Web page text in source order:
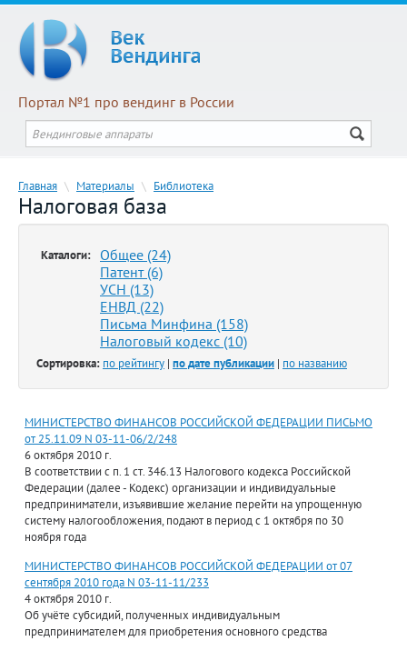
Портал №1 про вендинг в России
Главная \ Материалы \ Библиотека
Налоговая база
Каталоги:
Общее (24)
Патент (6)
УСН (13)
ЕНВД (22)
Письма Минфина (158)
Налоговый кодекс (10)
Сортировка: по рейтингу | по дате публикации | по названию
МИНИСТЕРСТВО ФИНАНСОВ РОССИЙСКОЙ ФЕДЕРАЦИИ ПИСЬМО
от 25.11.09 N 03-11-06/2/248
6 октября 2010 г.
В соответствии с п. 1 ст. 346.13 Налогового кодекса Российской
Федерации (далее - Кодекс) организации и индивидуальные
предприниматели, изъявившие желание перейти на упрощенную
систему налогообложения, подают в период с 1 октября по 30
ноября года
МИНИСТЕРСТВО ФИНАНСОВ РОССИЙСКОЙ ФЕДЕРАЦИИ от 07
сентября 2010 года N 03-11-11/233
4 октября 2010 г.
Об учёте субсидий, полученных индивидуальным
предпринимателем для приобретения основного средства